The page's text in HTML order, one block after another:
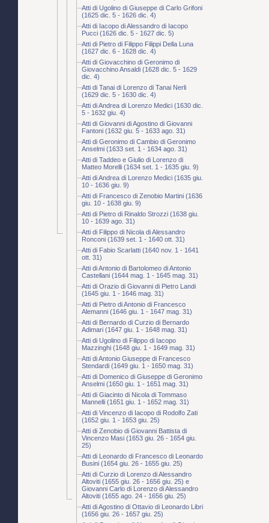
Atti di Ugolino di Giuseppe di Carlo Grifoni
(1625 dic. 5 - 1626 dic. 4)
Atti di Iacopo di Alessandro di Iacopo
Pucci (1626 dic. 5 - 1627 dic. 5)
Atti di Pietro di Filippo Filippi Della Luna
(1627 dic. 6 - 1628 dic. 4)
Atti di Giovacchino di Geronimo di
Giovacchino Ansaldi (1628 dic. 5 - 1629
dic. 4)
Atti di Tanai di Lorenzo di Tanai Nerli
(1629 dic. 5 - 1630 dic. 4)
Atti di Andrea di Lorenzo Medici (1630 dic.
5 - 1632 giu. 4)
Atti di Giovanni di Agostino di Giovanni
Fantoni (1632 giu. 5 - 1633 ago. 31)
Atti di Geronimo di Cambio di Geronimo
Anselmi (1633 set. 1 - 1634 ago. 31)
Atti di Taddeo e Giulio di Lorenzo di
Matteo Morelli (1634 set. 1 - 1635 giu. 9)
Atti di Andrea di Lorenzo Medici (1635 giu.
10 - 1636 giu. 9)
Atti di Francesco di Zenobio Martini (1636
giu. 10 - 1638 giu. 9)
Atti di Pietro di Rinaldo Strozzi (1638 giu.
10 - 1639 ago. 31)
Atti di Filippo di Nicola di Alessandro
Ronconi (1639 set. 1 - 1640 ott. 31)
Atti di Fabio Scarlatti (1640 nov. 1 - 1641
ott. 31)
Atti di Antonio di Bartolomeo di Antonio
Castellani (1644 mag. 1 - 1645 mag. 31)
Atti di Orazio di Giovanni di Pietro Landi
(1645 giu. 1 - 1646 mag. 31)
Atti di Pietro di Antonio di Francesco
Alemanni (1646 giu. 1 - 1647 mag. 31)
Atti di Bernardo di Curzio di Bernardo
Adimari (1647 giu. 1 - 1648 mag. 31)
Atti di Ugolino di Filippo di Iacopo
Mazzinghi (1648 giu. 1 - 1649 mag. 31)
Atti di Antonio Giuseppe di Francesco
Stendardi (1649 giu. 1 - 1650 mag. 31)
Atti di Domenico di Giuseppe di Geronimo
Anselmi (1650 giu. 1 - 1651 mag. 31)
Atti di Giacinto di Nicola di Tommaso
Mannelli (1651 giu. 1 - 1652 mag. 31)
Atti di Vincenzo di Iacopo di Rodolfo Zati
(1652 giu. 1 - 1653 giu. 25)
Atti di Zenobio di Giovanni Battista di
Vincenzo Masi (1653 giu. 26 - 1654 giu.
25)
Atti di Leonardo di Francesco di Leonardo
Busini (1654 giu. 26 - 1655 giu. 25)
Atti di Curzio di Lorenzo di Alessandro
Altoviti (1655 giu. 26 - 1656 giu. 25) e
Giovanni Carlo di Lorenzo di Alessandro
Altoviti (1655 ago. 24 - 1656 giu. 25)
Atti di Agostino di Ottavio di Leonardo Libri
(1656 giu. 26 - 1657 giu. 25)